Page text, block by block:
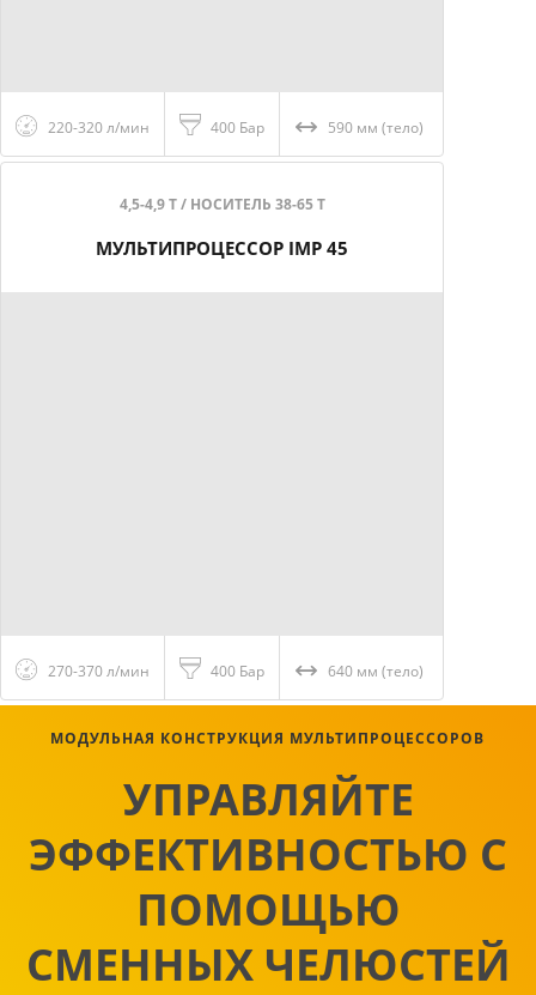
220-320 л/мин 400 Бар 590 мм (тело)
4,5-4,9 Т / НОСИТЕЛЬ 38-65 Т
МУЛЬТИПРОЦЕССОР IMP 45
270-370 л/мин 400 Бар 640 мм (тело)
МОДУЛЬНАЯ КОНСТРУКЦИЯ МУЛЬТИПРОЦЕССОРОВ
УПРАВЛЯЙТЕ
ЭФФЕКТИВНОСТЬЮ С
ПОМОЩЬЮ
СМЕННЫХ ЧЕЛЮСТЕЙ